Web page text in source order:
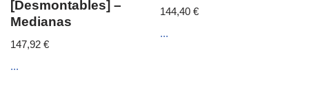
[Desmontables] –
Medianas
147,92 €
...
144,40€
...